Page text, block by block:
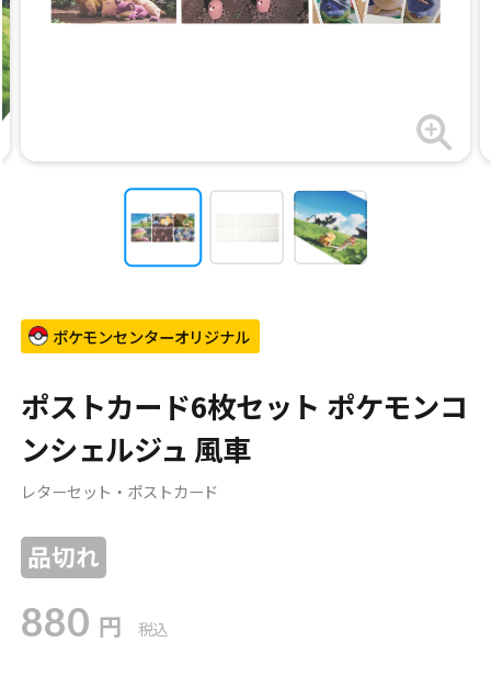
ポケモンセンターオリジナル
ポストカード6枚セット ポケモンコ
ンシェルジュ 風車
レターセット・ポストカード
品切れ
880 円 税込